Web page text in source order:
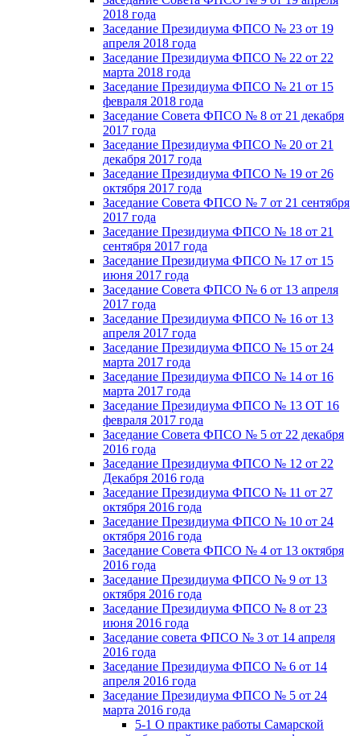
2018 года
Заседание Президиума ФПСО № 23 от 19
апреля 2018 года
Заседание Президиума ФПСО № 22 от 22
марта 2018 года
Заседание Президиума ФПСО № 21 от 15
февраля 2018 года
Заседание Совета ФПСО № 8 от 21 декабря
2017 года
Заседание Президиума ФПСО № 20 от 21
декабря 2017 года
Заседание Президиума ФПСО № 19 от 26
октября 2017 года
Заседание Совета ФПСО № 7 от 21 сентября
2017 года
Заседание Президиума ФПСО № 18 от 21
сентября 2017 года
Заседание Президиума ФПСО № 17 от 15
июня 2017 года
Заседание Совета ФПСО № 6 от 13 апреля
2017 года
Заседание Президиума ФПСО № 16 от 13
апреля 2017 года
Заседание Президиума ФПСО № 15 от 24
марта 2017 года
Заседание Президиума ФПСО № 14 от 16
марта 2017 года
Заседание Президиума ФПСО № 13 ОТ 16
февраля 2017 года
Заседание Совета ФПСО № 5 от 22 декабря
2016 года
Заседание Президиума ФПСО № 12 от 22
Декабря 2016 года
Заседание Президиума ФПСО № 11 от 27
октября 2016 года
Заседание Президиума ФПСО № 10 от 24
октября 2016 года
Заседание Совета ФПСО № 4 от 13 октября
2016 года
Заседание Президиума ФПСО № 9 от 13
октября 2016 года
Заседание Президиума ФПСО № 8 от 23
июня 2016 года
Заседание совета ФПСО № 3 от 14 апреля
2016 года
Заседание Президиума ФПСО № 6 от 14
апреля 2016 года
Заседание Президиума ФПСО № 5 от 24
марта 2016 года
5-1 О практике работы Самарской